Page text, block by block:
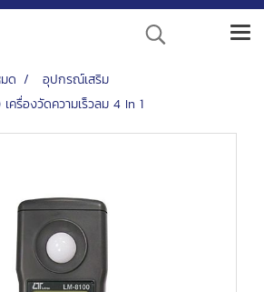
ด
อุปกรณ์เสริม
ครื่องวัดความเร็วลม 4 In 1